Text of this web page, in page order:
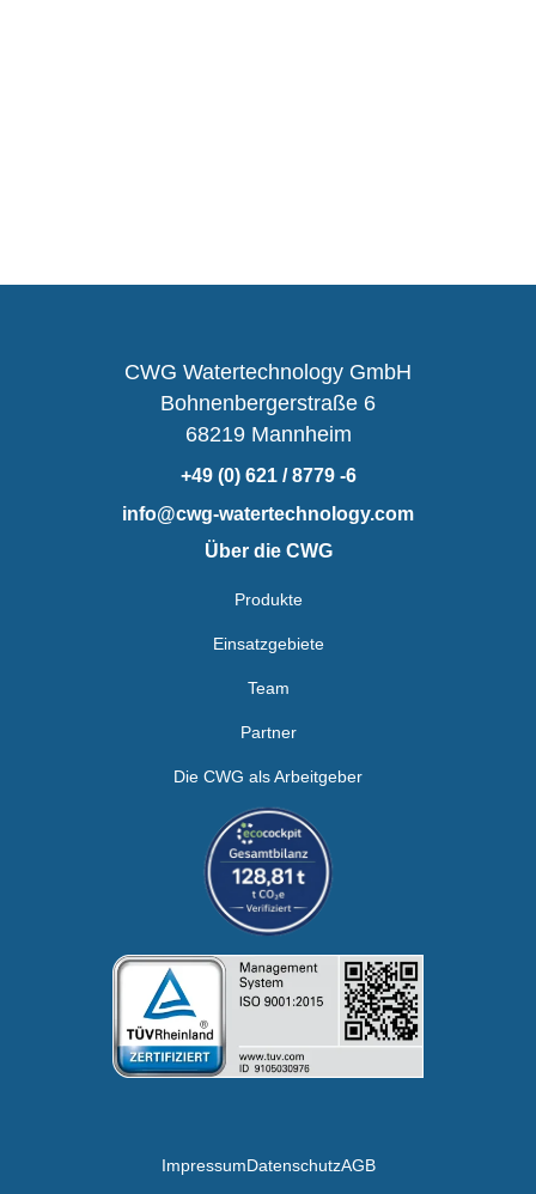
CWG Watertechnology GmbH
Bohnenbergerstraße 6
68219 Mannheim
+49 (0) 621 / 8779 -6
info@cwg-watertechnology.com
Über die CWG
Produkte
Einsatzgebiete
Team
Partner
Die CWG als Arbeitgeber
ImpressumDatenschutzAGB